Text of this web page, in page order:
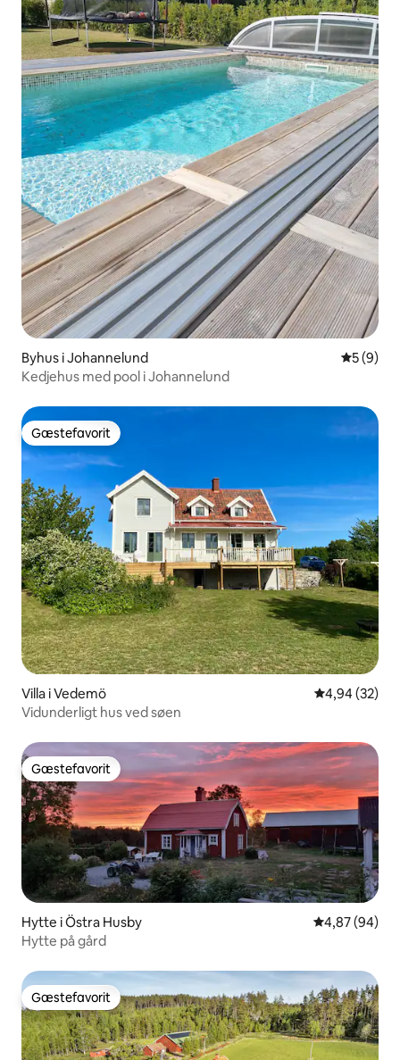
Byhus i Johannelund 5 ud af 5
5 (9)
Kedjehus med pool i Johannelund
Gæstefavorit
Gæstefavorit
Villa i Vedemö 4,94 ud af 5 i
4,94 (32)
Vidunderligt hus ved søen
Gæstefavorit
Gæstefavorit
Hytte i Östra Husby 4,87 ud af 5 i
4,87 (94)
Hytte på gård
Gæstefavorit
Gæstefavorit